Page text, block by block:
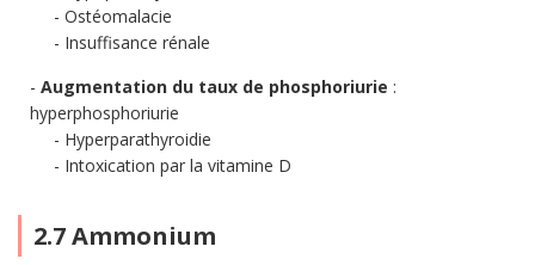
Ostéomalacie
Insuffisance rénale
Augmentation du taux de phosphoriurie :
hyperphosphoriurie
Hyperparathyroidie
Intoxication par la vitamine D
2.7 Ammonium